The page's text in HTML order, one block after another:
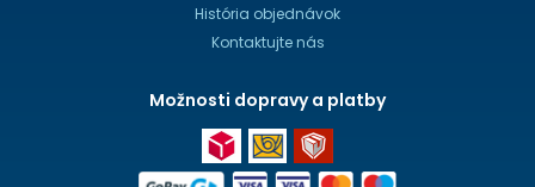
História objednávok
Kontaktujte nás
Možnosti dopravy a platby